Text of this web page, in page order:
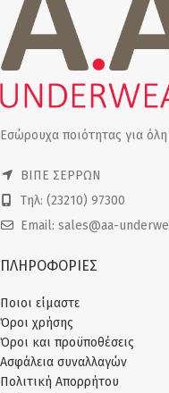
τεμαχίων
TAI και
το συρτάρι σας με
ελληνικά εσώρουχα.
Τα ψηλά σλιπ TAI είναι
κατασκευασμένα από
βαμβακερό ύφασμα με
ελαστικότητα,
Άνεσηπου διαρκεί όλη
Τέλεια εφαρμογή
σωματότυπο
Το σετ περιλαμβάνει 5
συνδυασμούς:
Μπλε με ασημί λάστιχο
Μπλε με ροζ λάστιχο
Ροζ με μοβ λάστιχο
Ροζ με ασημί λάστιχο
Εσώρουχα ποιότητας για όλη
ΒΙΠΕ ΣΕΡΡΩΝ
Τηλ: (23210) 97300
Email: sales@aa-
ΠΛΗΡΟΦΟΡΙΕΣ
Ποιοι είμαστε
Όροι χρήσης
Όροι και προϋποθέσεις
Ασφάλεια συναλλαγών
Πολιτική Απορρήτου